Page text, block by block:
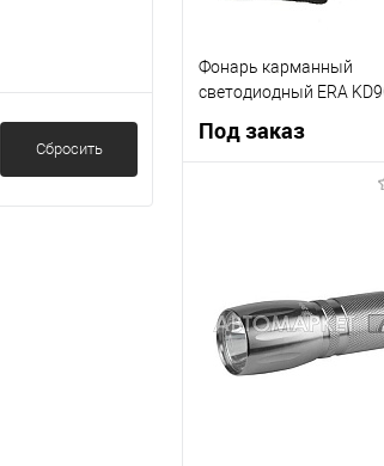
Сбросить
Фонарь карманный
светодиодный ERA
Под заказ
В список